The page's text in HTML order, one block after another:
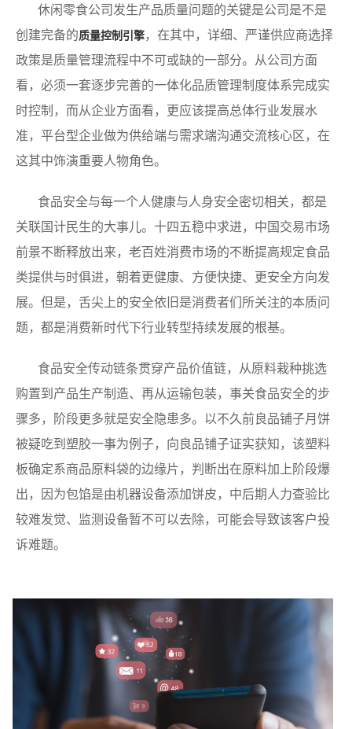
休闲零食公司发生产品质量问题的关键是公司是不是
创建完备的质量控制引擎 ，在其中，详细、严谨供应商选择
政策是质量管理流程中不可或缺的一部分。从公司方面
看，必须一套逐步完善的一体化品质管理制度体系完成实
时控制，而从企业方面看，更应该提高总体行业发展水
准，平台型企业做为供给端与需求端沟通交流核心区，在
这其中饰演重要人物角色。
食品安全与每一个人健康与人身安全密切相关，都是
关联国计民生的大事儿。十四五稳中求进，中国交易市场
前景不断释放出来，老百姓消费市场的不断提高规定食品
类提供与时俱进，朝着更健康、方便快捷、更安全方向发
展。但是，舌尖上的安全依旧是消费者们所关注的本质问
题，都是消费新时代下行业转型持续发展的根基。
食品安全传动链条贯穿产品价值链，从原料栽种挑选
购置到产品生产制造、再从运输包装，事关食品安全的步
骤多，阶段更多就是安全隐患多。以不久前良品铺子月饼
被疑吃到塑胶一事为例子，向良品铺子证实获知，该塑料
板确定系商品原料袋的边缘片，判断出在原料加上阶段爆
出，因为包馅是由机器设备添加饼皮，中后期人力查验比
较难发觉、监测设备暂不可以去除，可能会导致该客户投
诉难题。